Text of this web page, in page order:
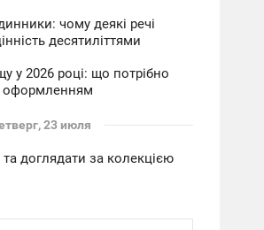
чому деякі речі
десятиліттями
у 2026 році: що потрібно
оформленням
23 июля
та доглядати за колекцією